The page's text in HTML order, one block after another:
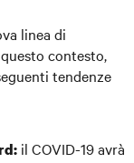
linea di
contesto,
tendenze
il COVID-19 avrà